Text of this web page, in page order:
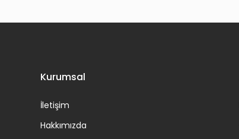
Kurumsal
İletişim
Hakkımızda